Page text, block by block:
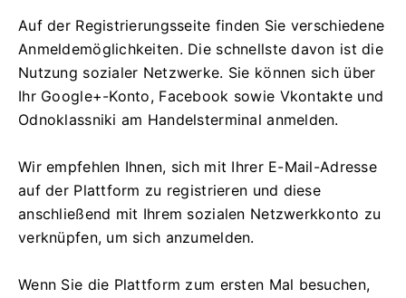
Auf der Registrierungsseite finden Sie verschiedene
Anmeldemöglichkeiten. Die schnellste davon ist die
Nutzung sozialer Netzwerke. Sie können sich über
Ihr Google+-Konto, Facebook sowie Vkontakte und
Odnoklassniki am Handelsterminal anmelden.
Wir empfehlen Ihnen, sich mit Ihrer E-Mail-Adresse
auf der Plattform zu registrieren und diese
anschließend mit Ihrem sozialen Netzwerkkonto zu
verknüpfen, um sich anzumelden.
Wenn Sie die Plattform zum ersten Mal besuchen,